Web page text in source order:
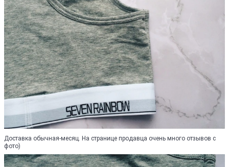
Доставка обычная-месяц. На странице продавца очень много отзывов с
фото)